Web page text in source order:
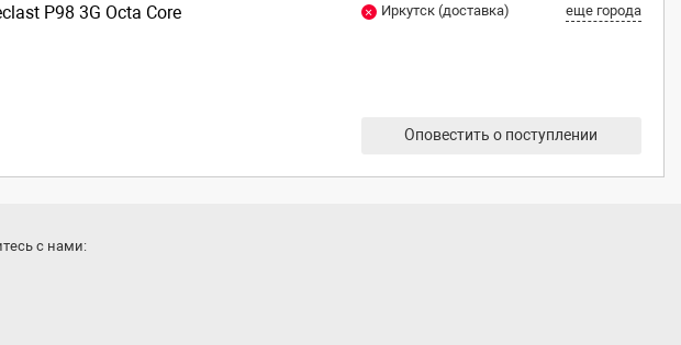
P98 3G Octa Core Иркутск (доставка) еще города
Оповестить о поступлении
с нами: